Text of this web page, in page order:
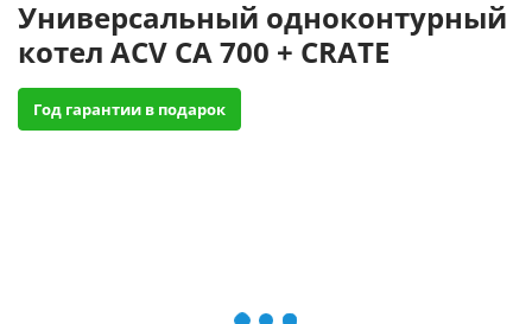
Универсальный одноконтурный
котел ACV CA 700 + CRATE
Год гарантии в подарок